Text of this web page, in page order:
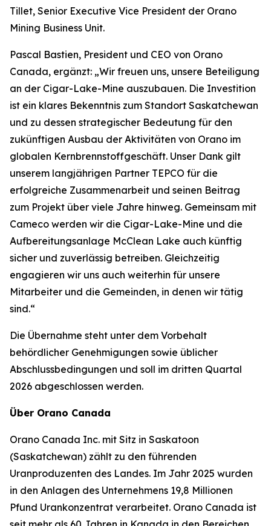
Tillet, Senior Executive Vice President der Orano
Mining Business Unit.
Pascal Bastien, President und CEO von Orano
Canada, ergänzt: „Wir freuen uns, unsere Beteiligung
an der Cigar-Lake-Mine auszubauen. Die Investition
ist ein klares Bekenntnis zum Standort Saskatchewan
und zu dessen strategischer Bedeutung für den
zukünftigen Ausbau der Aktivitäten von Orano im
globalen Kernbrennstoffgeschäft. Unser Dank gilt
unserem langjährigen Partner TEPCO für die
erfolgreiche Zusammenarbeit und seinen Beitrag
zum Projekt über viele Jahre hinweg. Gemeinsam mit
Cameco werden wir die Cigar-Lake-Mine und die
Aufbereitungsanlage McClean Lake auch künftig
sicher und zuverlässig betreiben. Gleichzeitig
engagieren wir uns auch weiterhin für unsere
Mitarbeiter und die Gemeinden, in denen wir tätig
sind.“
Die Übernahme steht unter dem Vorbehalt
behördlicher Genehmigungen sowie üblicher
Abschlussbedingungen und soll im dritten Quartal
2026 abgeschlossen werden.
Über Orano Canada
Orano Canada Inc. mit Sitz in Saskatoon
(Saskatchewan) zählt zu den führenden
Uranproduzenten des Landes. Im Jahr 2025 wurden
in den Anlagen des Unternehmens 19,8 Millionen
Pfund Urankonzentrat verarbeitet. Orano Canada ist